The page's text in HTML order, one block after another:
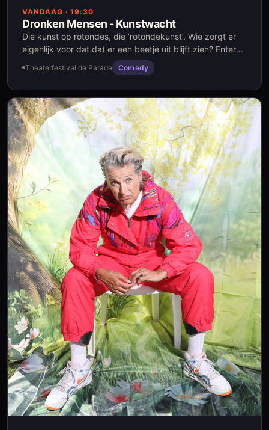
VANDAAG · 19:30
Dronken Mensen - Kunstwacht
Die kunst op rotondes, die ‘rotondekunst’. Wie zorgt er
eigenlijk voor dat dat er een beetje uit blijft zien? Enter
kunstwacht: de helden van schrob-, sop-, en stil
plichtsbesef en af en toe een frikandelletje.
Theaterfestival de Parade Comedy